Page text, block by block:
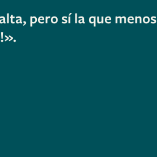
pero sí la que menos